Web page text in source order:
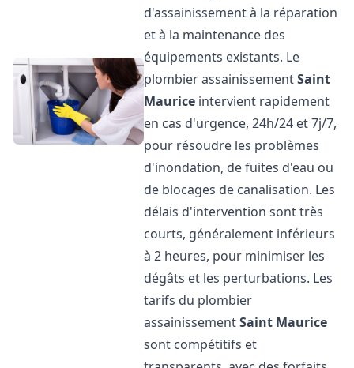
d'assainissement à la réparation
et à la maintenance des
équipements existants. Le
plombier assainissementSaint
Maurice intervient rapidement
en cas d'urgence, 24h/24 et 7j/7,
pour résoudre les problèmes
d'inondation, de fuites d'eau ou
de blocages de canalisation. Les
délais d'intervention sont très
courts, généralement inférieurs
à 2 heures, pour minimiser les
dégâts et les perturbations. Les
tarifs du plombier
assainissementSaint Maurice
sont compétitifs et